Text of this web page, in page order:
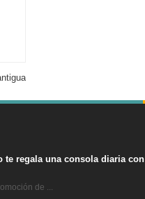
te regala una consola diaria con
de ...